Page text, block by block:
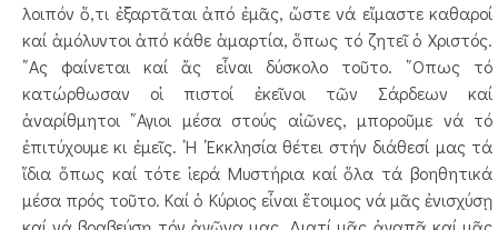
λοιπόν ὅ,τι ἐξαρτᾶται ἀπό ἐμᾶς, ὥστε νά εἴμαστε καθαροί
καί ἀμόλυντοι ἀπό κάθε ἁμαρτία, ὅπως τό ζητεῖ ὁ Χριστός.
῎Ας φαίνεται καί ἄς εἶναι δύσκολο τοῦτο. ῞Οπως τό
κατώρθωσαν οἱ πιστοί ἐκεῖνοι τῶν Σάρδεων καί
ἀναρίθμητοι ῞Αγιοι μέσα στούς αἰῶνες, μποροῦμε νά τό
ἐπιτύχουμε κι ἐμεῖς. ῾Η ᾿Εκκλησία θέτει στήν διάθεσί μας τά
ἴδια ὅπως καί τότε ἱερά Μυστήρια καί ὅλα τά βοηθητικά
μέσα πρός τοῦτο. Καί ὁ Κύριος εἶναι ἕτοιμος νά μᾶς ἐνισχύσῃ